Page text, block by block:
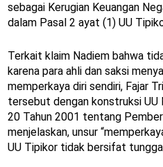
sebagai Kerugian Keuangan
dalam Pasal 2 ayat (1) UU
Terkait klaim Nadiem bahwa
karena para ahli dan saksi
memperkaya diri sendiri, Fajar
tersebut dengan konstruksi UU
20 Tahun 2001 tentang
menjelaskan, unsur
UU Tipikor tidak bersifat